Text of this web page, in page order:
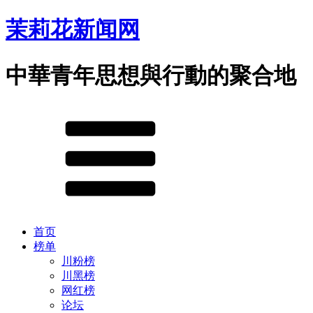
茉莉花新闻网
中華青年思想與行動的聚合地
首页
榜单
川粉榜
川黑榜
网红榜
论坛